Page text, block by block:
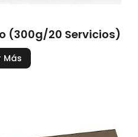
(300g/20 Servicios)
Más